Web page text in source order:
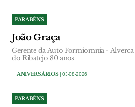
PARABÉNS
João Graça
Gerente da Auto Formiomnia - Alverca
do Ribatejo 80 anos
ANIVERSÁRIOS| 03-08-2026
PARABÉNS